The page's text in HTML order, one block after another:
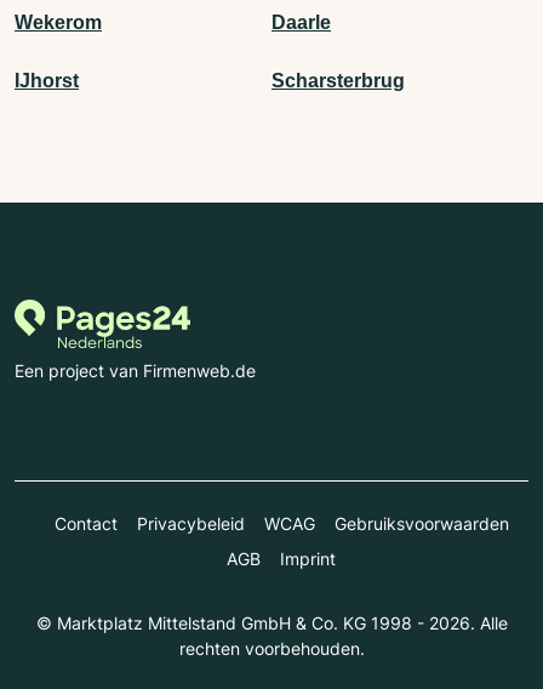
Wekerom Daarle
IJhorst Scharsterbrug
Een project van Firmenweb.de
Contact Privacybeleid WCAG
Gebruiksvoorwaarden
AGB
Imprint
© Marktplatz Mittelstand GmbH & Co. KG 1998 - 2026. Alle
rechten voorbehouden.